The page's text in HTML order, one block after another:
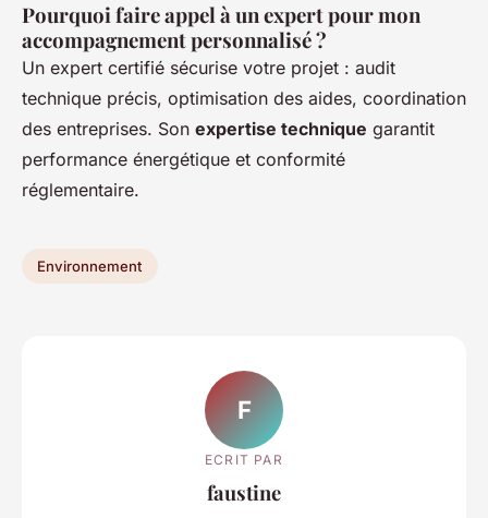
Pourquoi faire appel à un expert pour mon
accompagnement personnalisé ?
Un expert certifié sécurise votre projet : audit
technique précis, optimisation des aides, coordination
des entreprises. Son expertise technique garantit
performance énergétique et conformité
réglementaire.
Environnement
F
ECRIT PAR
faustine